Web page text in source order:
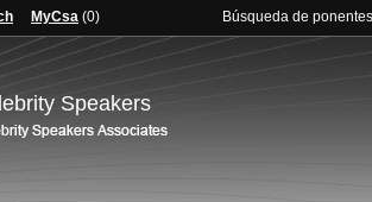
MyCsa (0) Búsqueda de ponentes
Speakers